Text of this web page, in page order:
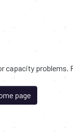
capacity problems.
page